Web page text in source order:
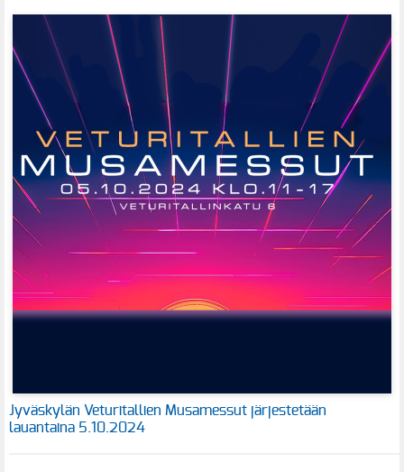
Jyväskylän Veturitallien Musamessut järjestetään
lauantaina 5.10.2024